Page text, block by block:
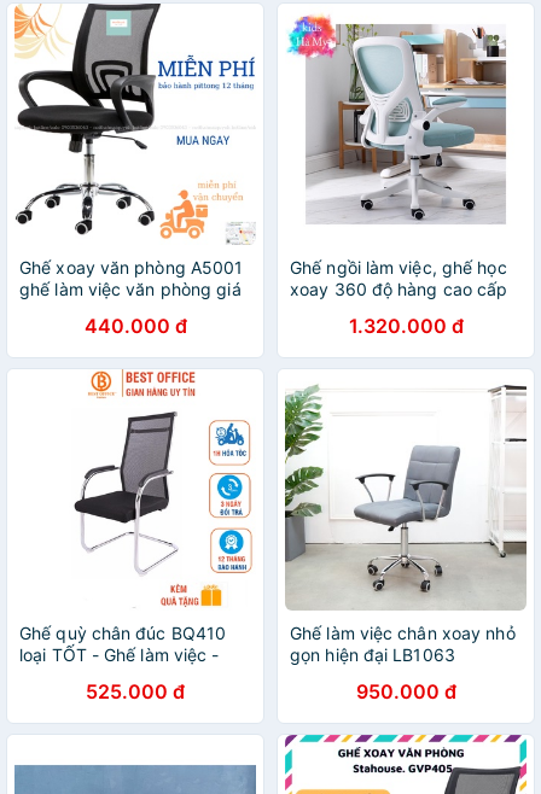
Ghế xoay văn phòng A5001
ghế làm việc văn phòng giá
440.000 đ
Ghế ngồi làm việc, ghế học
xoay 360 độ hàng cao cấp
1.320.000 đ
Ghế quỳ chân đúc BQ410
loại TỐT - Ghế làm việc -
525.000 đ
Ghế làm việc chân xoay nhỏ
gọn hiện đại LB1063
950.000 đ